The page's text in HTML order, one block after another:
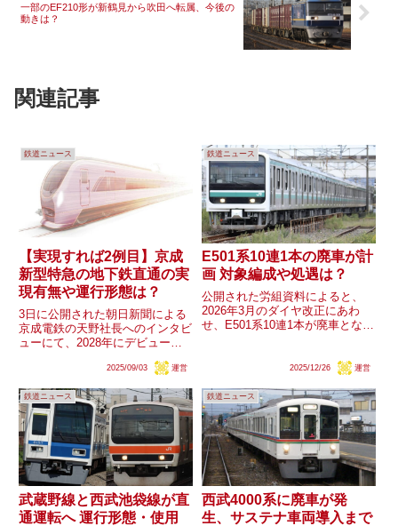
一部のEF210形が新鶴見から吹田へ転属、今後の
動きは？
関連記事
鉄道ニュース
【実現すれば2例目】京成
新型特急の地下鉄直通の実
現有無や運行形態は？
3日に公開された朝日新聞による
京成電鉄の天野社長へのインタビ
ューにて、2028年にデビュー予
急は都営浅草線への直通運転も視
した。実現すれば特急形車両によ
る地下鉄への直通運転は東京メ...
2025/09/03 運営
鉄道ニュース
E501系10連1本の廃車が計
画 対象編成や処遇は？
公開された労組資料によると、
2026年3月のダイヤ改正にあわ
せ、E501系10連1本が廃車となる
ましたが、10連では初めての事
成はどうなるのか、また5...
2025/12/26 運営
鉄道ニュース
武蔵野線と西武池袋線が直
通運転へ 運行形態・使用
鉄道ニュース
西武4000系に廃車が発
生、サステナ車両導入まで